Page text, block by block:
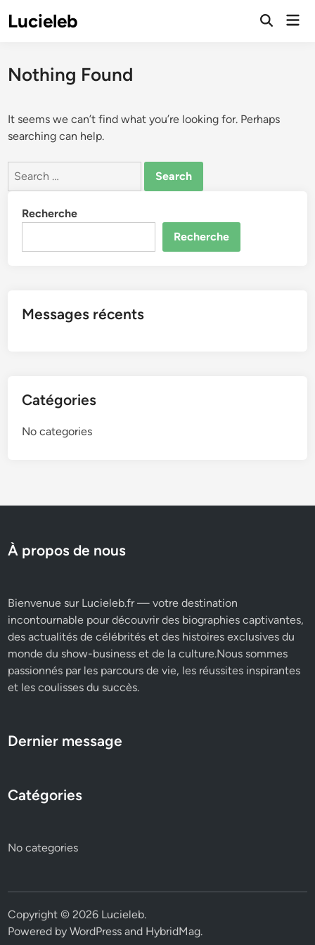
toLucieleb
Open
Nothing Found
It seems we can’t find what you’re looking for. Perhaps
searching can help.
Search
Recherche
Recherche
Messages récents
Catégories
No categories
À propos de nous
Bienvenue sur Lucieleb.fr — votre destination
incontournable pour découvrir des biographies captivantes,
des actualités de célébrités et des histoires exclusives du
monde du show-business et de la culture.Nous sommes
passionnés par les parcours de vie, les réussites inspirantes
et les coulisses du succès.
Dernier message
Catégories
No categories
Copyright © 2026 Lucieleb.
Powered byWordPress and HybridMag.